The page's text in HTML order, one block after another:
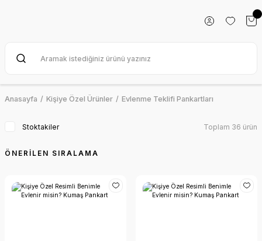
Anasayfa Kişiye Özel Ürünler Evlenme Teklifi Pankartları
Stoktakiler Toplam 36 ürün